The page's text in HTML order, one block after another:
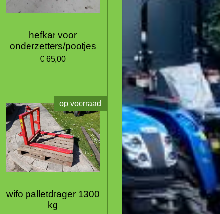
hefkar voor
onderzetters/pootjes
€ 65,00
op voorraad
wifo palletdrager 1300
kg